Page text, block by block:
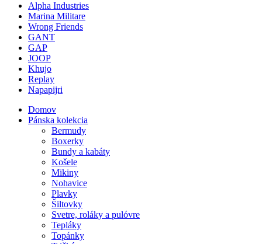
Alpha Industries
Marina Militare
Wrong Friends
GANT
GAP
JOOP
Khujo
Replay
Napapijri
Domov
Pánska kolekcia
Bermudy
Boxerky
Bundy a kabáty
Košele
Mikiny
Nohavice
Plavky
Šiltovky
Svetre, roláky a pulóvre
Tepláky
Topánky